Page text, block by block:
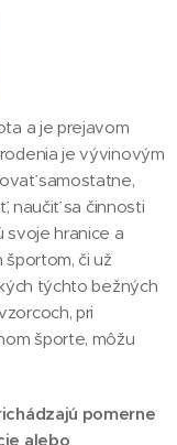
a je prejavom
je vývinovým
samostatne,
naučiť sa činnosti
svoje hranice a
či už
týchto bežných
pri
športe, môžu
pomerne
alebo